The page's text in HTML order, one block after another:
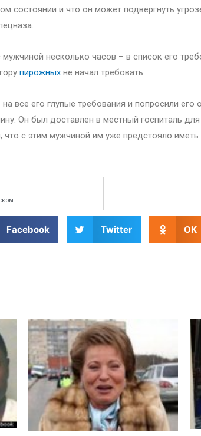
состоянии и что он может подвергнуть
несколько часов – в список его
пирожных не начал требовать.
все его глупые требования и попросили
Он был доставлен в местный госпиталь для
что с этим мужчиной им уже предстояло
Facebook Twitter OK